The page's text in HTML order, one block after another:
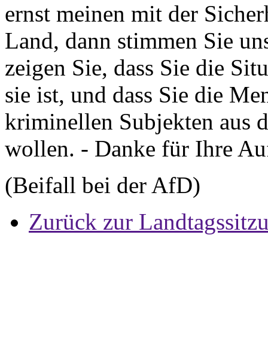
ernst meinen mit der
Land, dann stimmen Sie
zeigen Sie, dass Sie die
sie ist, und dass Sie die
kriminellen Subjekten aus
wollen. - Danke für Ihre
(Beifall bei der AfD)
Zurück zur